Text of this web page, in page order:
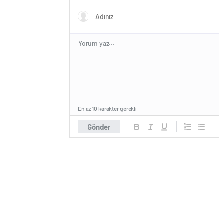
Gönder
En az 10 karakter gerekli